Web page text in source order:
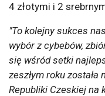
4 złotymi i 2
"To kolejny sukces
wybór z cybebów,
się wśród setki
zeszłym roku
Republiki Czeskiej na